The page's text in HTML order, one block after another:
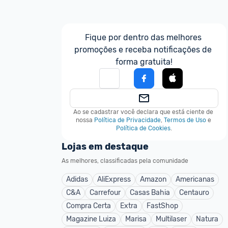
Fique por dentro das melhores
promoções e receba notificações de
forma gratuita!
Ao se cadastrar você declara que está ciente de
nossa Política de Privacidade, Termos de Uso e
Política de Cookies.
Lojas em destaque
As melhores, classificadas pela comunidade
Adidas AliExpress Amazon
Americanas
C&A
Carrefour Casas Bahia
Centauro
Compra Certa
Extra
FastShop
Magazine Luiza
Marisa Multilaser Natura